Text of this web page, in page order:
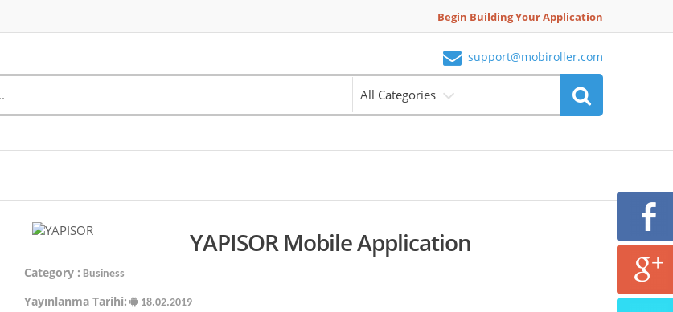
Begin Building Your Application
support@mobiroller.com
All Categories
YAPISOR Mobile Application
Category : Business
Yayınlanma Tarihi: 18.02.2019